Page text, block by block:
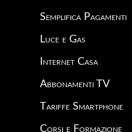
Semplifica Pagamenti
Luce e Gas
Internet Casa
Abbonamenti TV
Tariffe Smartphone
Corsi e Formazione